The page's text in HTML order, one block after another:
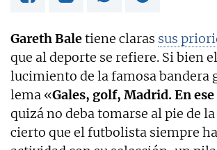
Gareth Baletiene claras sus
que al deporte se refiere. Si bien
lucimiento de la famosa bandera
lema «Gales, golf, Madrid. En
quizá no deba tomarse al pie de
cierto que el futbolista siempre